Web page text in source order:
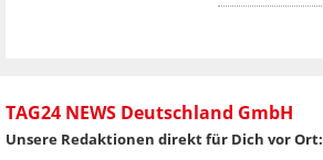
TAG24 NEWS Deutschland GmbH
Unsere Redaktionen direkt für Dich vor Ort: